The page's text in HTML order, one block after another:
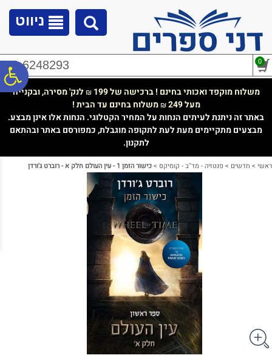
נגישות
ניווט
02-6248293 0
משלוח מוקפד ואכותי בחינם ! ברכישה של 199 ₪ לנק' מסירה, ובקנייה
מעל 249
₪משלוח בחינם עד הבית !
באתר זה ניתנת לעיתים הנחות על המחיר הקטלוגי. הנחות אלו אינן מבצע.
מבצעים מתקיימים מעת לעת לתקופה מוגבלת, כמפורסם באתר ובהתאם
לתקנון.
ראשי > חדשים > פנטזיה - מד''ב - קומיקס >כישור הזמן 1 - עין העולם חלק א - רוברט ג'ורדן